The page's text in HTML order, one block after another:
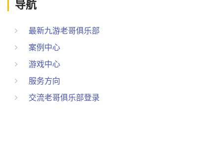
导航
最新九游老哥俱乐部
案例中心
游戏中心
服务方向
交流老哥俱乐部登录